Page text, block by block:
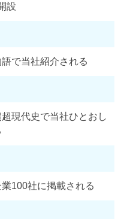
設
で当社紹介される
現代史で当社ひとおし
100社に掲載される